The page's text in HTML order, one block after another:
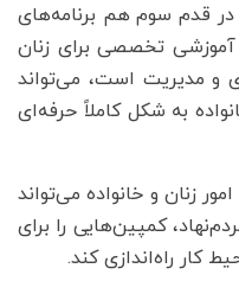
قدم سوم هم برنامه‌های
آموزشی تخصصی برای زنان
و مدیریت است، می‌تواند
به شکل کاملاً حرفه‌ای
زنان و خانواده می‌تواند
کمپین‌هایی را برای
کار راه‌اندازی کند.